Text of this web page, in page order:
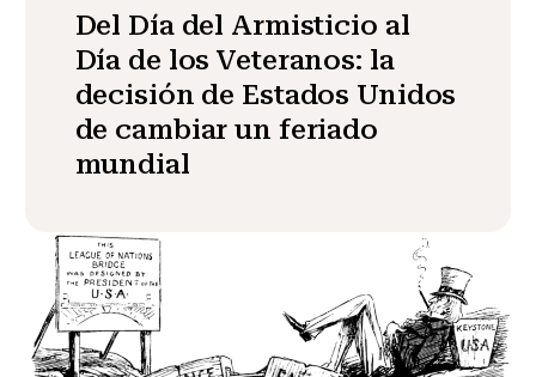
Del Día del Armisticio al
Día de los Veteranos: la
decisión de Estados Unidos
de cambiar un feriado
mundial